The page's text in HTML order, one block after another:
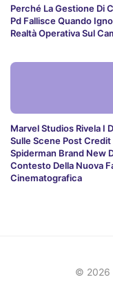
Perché La Gestione Di
Pd Fallisce Quando
Realtà Operativa Sul
Marvel Studios Rivela I
Sulle Scene Post Credit
Spiderman Brand New
Contesto Della Nuova
Cinematografica
© 2026